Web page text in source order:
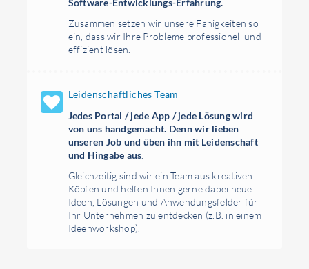
Software-Entwicklungs-Erfahrung.
Zusammen setzen wir unsere Fähigkeiten so
ein, dass wir Ihre Probleme professionell und
effizient lösen.
Leidenschaftliches Team
Jedes Portal / jede App / jede Lösung wird
von uns handgemacht. Denn wir lieben
unseren Job und üben ihn mit Leidenschaft
und Hingabe aus
Gleichzeitig sind wir ein Team aus kreativen
Köpfen und helfen Ihnen gerne dabei neue
Ideen, Lösungen und Anwendungsfelder für
Ihr Unternehmen zu entdecken (z.B. in einem
Ideenworkshop).